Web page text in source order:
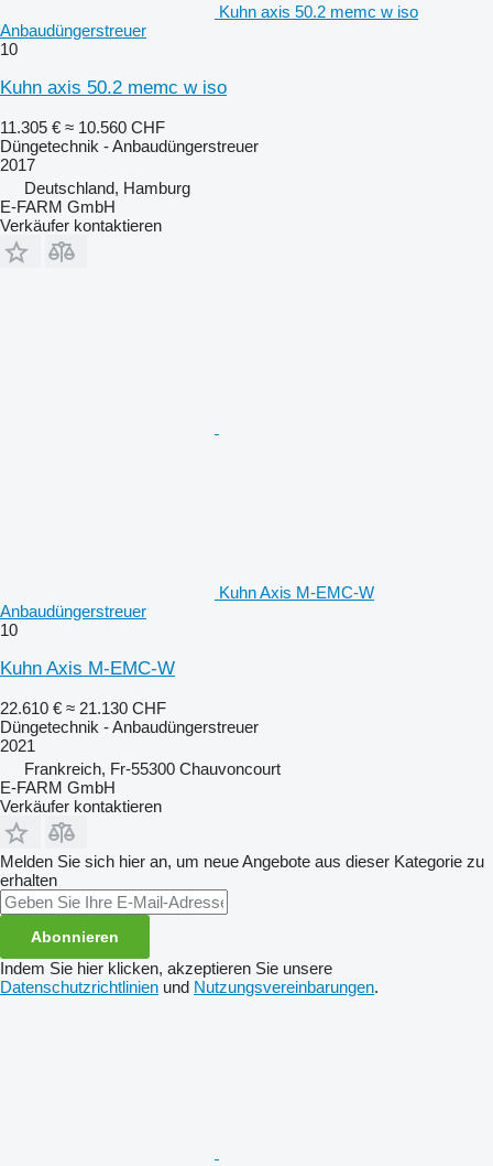
Kuhn axis 50.2 memc w iso
Anbaudüngerstreuer
10
Kuhn axis 50.2 memc w iso
11.305 € ≈ 10.560 CHF
Düngetechnik - Anbaudüngerstreuer
2017
Deutschland, Hamburg
E-FARM GmbH
Verkäufer kontaktieren
Kuhn Axis M-EMC-W
Anbaudüngerstreuer
10
Kuhn Axis M-EMC-W
22.610 € ≈ 21.130 CHF
Düngetechnik - Anbaudüngerstreuer
2021
Frankreich, Fr-55300 Chauvoncourt
E-FARM GmbH
Verkäufer kontaktieren
Melden Sie sich hier an, um neue Angebote aus dieser Kategorie zu
erhalten
Abonnieren
Indem Sie hier klicken, akzeptieren Sie unsere
Datenschutzrichtlinien und Nutzungsvereinbarungen.